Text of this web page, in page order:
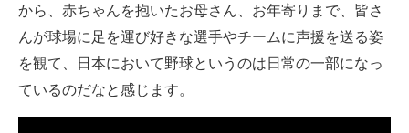
から、赤ちゃんを抱いたお母さん、お年寄りまで、皆さ
んが球場に足を運び好きな選手やチームに声援を送る姿
を観て、日本において野球というのは日常の一部になっ
ているのだなと感じます。